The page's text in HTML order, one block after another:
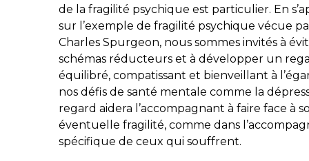
de la fragilité psychique est particulier. En
sur l’exemple de fragilité psychique vécue
Charles Spurgeon, nous sommes invités à
schémas réducteurs et à développer un
équilibré, compatissant et bienveillant à
nos défis de santé mentale comme la
regard aidera l’accompagnant à faire face à
éventuelle fragilité, comme dans
spécifique de ceux qui souffrent.